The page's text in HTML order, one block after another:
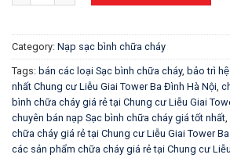
Category: Nạp sạc bình chữa cháy
Tags: bán các loại Sạc bình chữa cháy, bảo trì
nhất Chung cư Liễu Giai Tower Ba Đình Hà Nội,
bình chữa cháy giá rẻ tại Chung cư Liễu Giai
chuyên bán nạp Sạc bình chữa cháy giá tốt nhất,
chữa cháy giá rẻ tại Chung cư Liễu Giai Tower
các sản phẩm chữa cháy giá rẻ tại Chung cư